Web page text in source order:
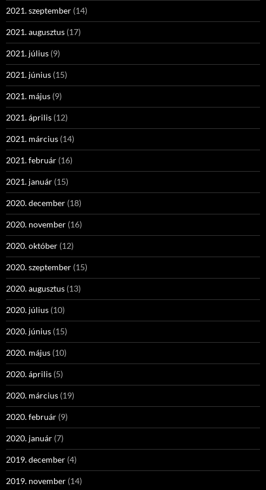
2021. szeptember (14)
2021. augusztus (17)
2021. július (9)
2021. június (15)
2021. május (9)
2021. április (12)
2021. március (14)
2021. február (16)
2021. január (15)
2020. december (18)
2020. november (16)
2020. október (12)
2020. szeptember (15)
2020. augusztus (13)
2020. július (10)
2020. június (15)
2020. május (10)
2020. április (5)
2020. március (19)
2020. február (9)
2020. január (7)
2019. december (4)
2019. november (14)